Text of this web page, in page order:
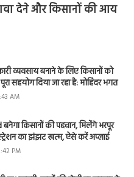
देने और किसानों की आय
व्यवसाय बनाने के लिए किसानों को
सहयोग दिया जा रहा है: मोहिंदर भगत
AM
किसानों की पहचान, मिलेंगे भरपूर
का झंझट खत्म, ऐसे करें अप्लाई
PM